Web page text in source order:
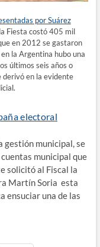
por Suárez
Fiesta costó 405 mil
en 2012 se gastaron
la Argentina hubo una
últimos seis años o
derivó en la evidente
electoral
gestión municipal, se
municipal que
solicitó al Fiscal la
Martín Soria esta
ensuciar una de las